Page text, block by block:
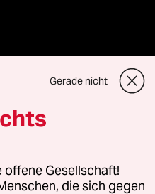
GmbH
Fragen oder für Genehmigungen
Gerade nicht
Gesellschaft!
die sich gegen